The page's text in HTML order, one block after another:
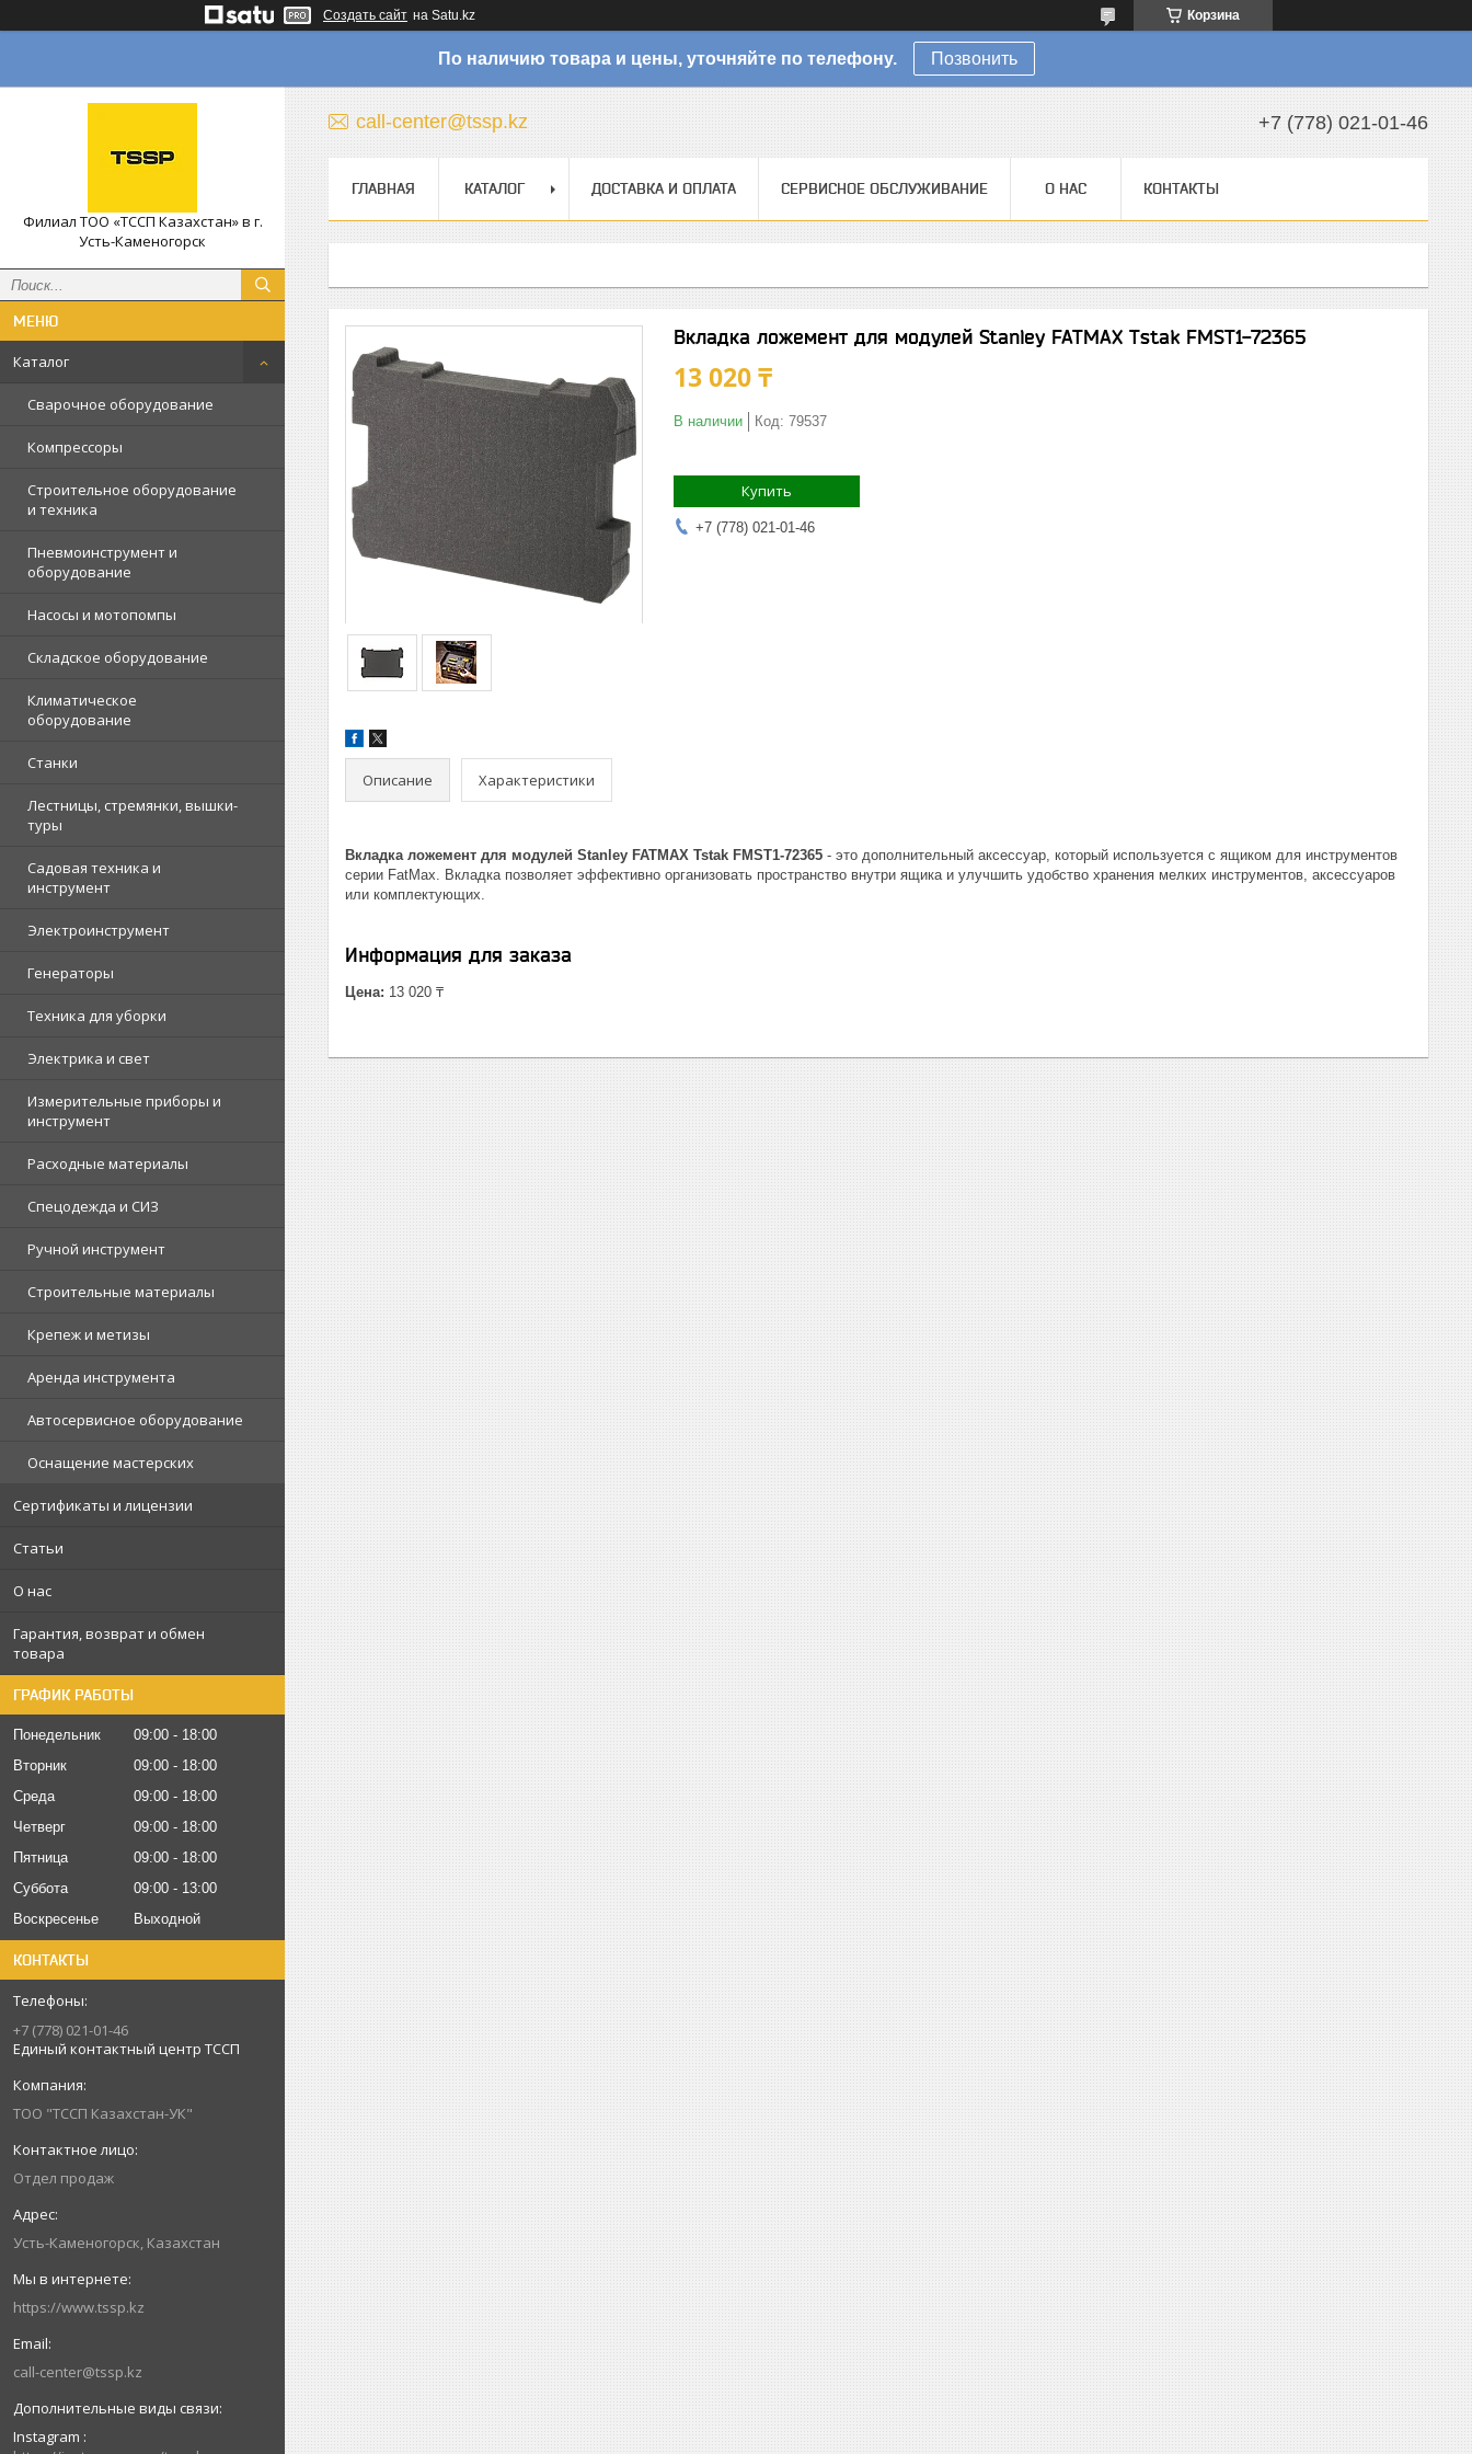
Создать сайт на Satu.kz Корзина
По наличию товара и цены, уточняйте по телефону. Позвонить
Филиал ТОО «ТССП Казахстан» в г.
Усть-Каменогорск
Каталог
Сварочное оборудование
Компрессоры
Строительное оборудование
и техника
Пневмоинструмент и
оборудование
Насосы и мотопомпы
Складское оборудование
Климатическое
оборудование
Станки
Лестницы, стремянки, вышки-
туры
Садовая техника и
инструмент
Электроинструмент
Генераторы
Техника для уборки
Электрика и свет
Измерительные приборы и
инструмент
Расходные материалы
Спецодежда и СИЗ
Ручной инструмент
Строительные материалы
Крепеж и метизы
Аренда инструмента
Автосервисное оборудование
Оснащение мастерских
Сертификаты и лицензии
Статьи
О нас
Гарантия, возврат и обмен
товара
ГРАФИК РАБОТЫ
Понедельник 09:00
18:00
Вторник
09:00
18:00
Среда
09:00
18:00
Четверг
09:00
18:00
Пятница
09:00
18:00
Суббота
09:00
13:00
Воскресенье
Выходной
КОНТАКТЫ
+7 (778) 021-01-46
Единый контактный центр ТССП
ТОО "ТССП Казахстан-УК"
Отдел продаж
Усть-Каменогорск, Казахстан
https://www.tssp.kz
call-center@tssp.kz
Instagram
call-center@tssp.kz +7 (778) 021-01-46
ГЛАВНАЯ КАТАЛОГ ДОСТАВКА И ОПЛАТА СЕРВИСНОЕ ОБСЛУЖИВАНИЕ О НАС КОНТАКТЫ
Вкладка ложемент для модулей Stanley FATMAX Tstak FMST1-72365
13 020 ₸
В наличии Код: 79537
Купить
+7 (778) 021-01-46
Описание Характеристики
Вкладка ложемент для модулей Stanley FATMAX Tstak FMST1-72365 - это дополнительный аксессуар, который используется с ящиком для инструментов
серии FatMax. Вкладка позволяет эффективно организовать пространство внутри ящика и улучшить удобство хранения мелких инструментов, аксессуаров
или комплектующих.
Информация для заказа
Цена: 13 020 ₸